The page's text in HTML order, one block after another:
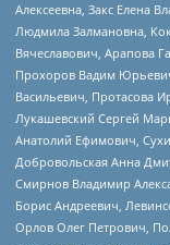
Алексеевна, Закс Елена
Людмила Залмановна,
Вячеславович, Арапова
Прохоров Вадим
Васильевич, Протасова
Лукашевский Сергей
Анатолий Ефимович,
Добровольская Анна
Смирнов Владимир
Борис Андреевич,
Орлов Олег Петрович,